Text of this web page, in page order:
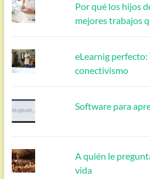
Por qué los hijos
mejores trabajos
eLearnig
conectivismo
Software para
A quién le
vida